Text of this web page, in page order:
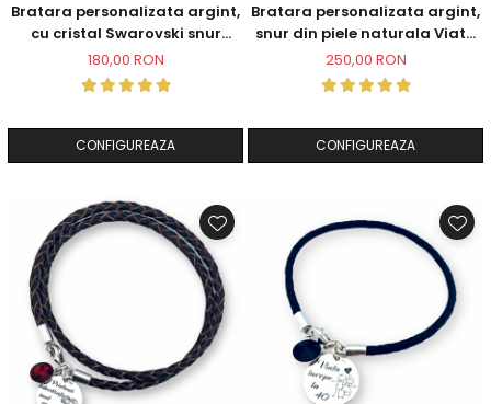
Bratara personalizata argint,
cu cristal Swarovski snur
reglabil fetite Little Ballerinas
180,00 RON
CONFIGUREAZA
Bratara personalizata argint,
snur din piele naturala Viata
incepe la 30
250,00 RON
CONFIGUREAZA